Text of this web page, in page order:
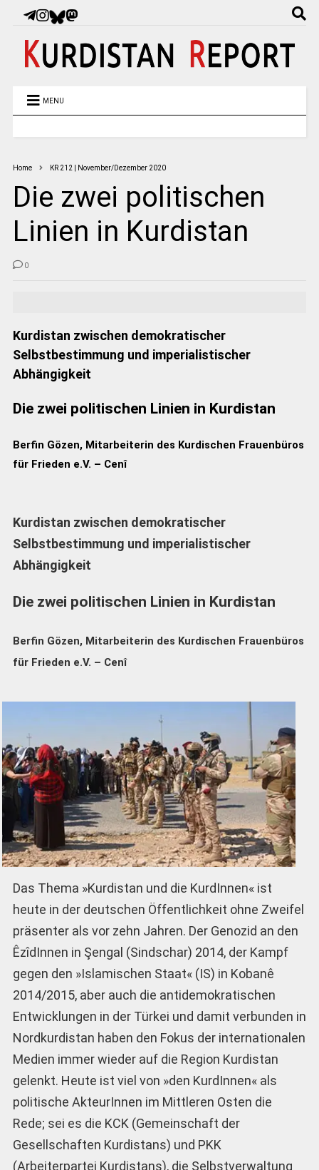
MENU
Home KR 212 | November/Dezember 2020
Die zwei politischen
Linien in Kurdistan
0
Kurdistan zwischen demokratischer
Selbstbestimmung und imperialistischer
Abhängigkeit
Die zwei politischen Linien in Kurdistan
Berfin Gözen, Mitarbeiterin des Kurdischen Frauenbüros
für Frieden e.V. – Cenî
Kurdistan zwischen demokratischer
Selbstbestimmung und imperialistischer
Abhängigkeit
Die zwei politischen Linien in Kurdistan
Berfin Gözen, Mitarbeiterin des Kurdischen Frauenbüros
für Frieden e.V. – Cenî
Das Thema »Kurdistan und die KurdInnen« ist
heute in der deutschen Öffentlichkeit ohne Zweifel
präsenter als vor zehn Jahren. Der Genozid an den
ÊzîdInnen in Şengal (Sindschar) 2014, der Kampf
gegen den »Islamischen Staat« (IS) in Kobanê
2014/2015, aber auch die antidemokratischen
Entwicklungen in der Türkei und damit verbunden in
Nordkurdistan haben den Fokus der internationalen
Medien immer wieder auf die Region Kurdistan
gelenkt. Heute ist viel von »den KurdInnen« als
politische AkteurInnen im Mittleren Osten die
Rede; sei es die KCK (Gemeinschaft der
Gesellschaften Kurdistans) und PKK
(Arbeiterpartei Kurdistans), die Selbstverwaltung